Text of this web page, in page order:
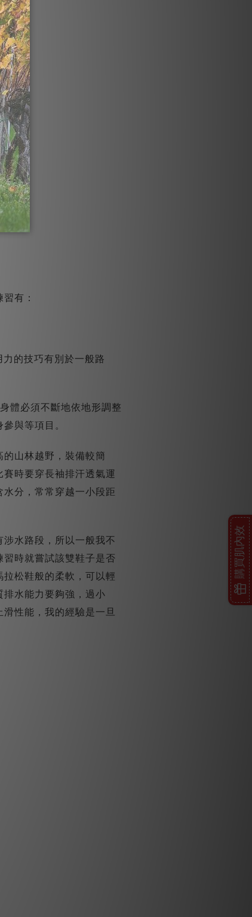
有：
的技巧有別於一般路
體必須不斷地依地形調整
與等項目。
山林越野，裝備較簡
時要穿長袖排汗透氣運
分，常常穿越一小段距
水路段，所以一般我不
時就嘗試該雙鞋子是否
松鞋般的柔軟，可以輕
水能力要夠強，過小
性能，我的經驗是一旦
購買肌內效